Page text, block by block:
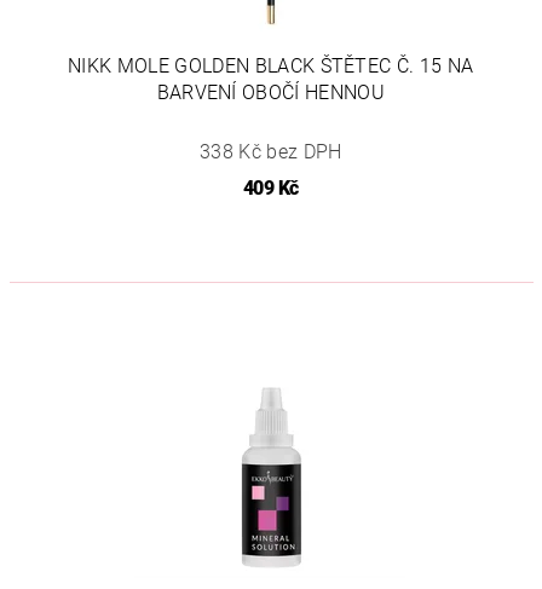
NIKK MOLE GOLDEN BLACK ŠTĚTEC Č. 15 NA
BARVENÍ OBOČÍ HENNOU
338 Kč bez DPH
409 Kč